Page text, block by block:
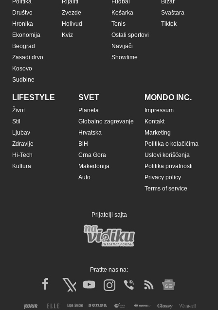
Politika
Društvo
Hronika
Ekonomija
Beograd
Zasadi drvo
Kosovo
Sudbine
Rijaliti
Zvezde
Holivud
Kviz
Fudbal
Košarka
Tenis
Ostali sportovi
Navijači
Showtime
Bizar
Svaštara
Tiktok
LIFESTYLE
Život
Stil
Ljubav
Zdravlje
Hi-Tech
Kultura
SVET
Planeta
Globalno zagrevanje
Hrvatska
BiH
Crna Gora
Makedonija
Auto
MONDO INC.
Impressum
Kontakt
Marketing
Politika o kolačićima
Uslovi korišćenja
Politika privatnosti
Privacy policy
Terms of service
Prijatelji sajta
Pratite nas na: